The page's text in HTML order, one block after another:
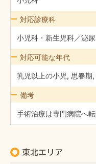
対応診療科
小児科・新生児科／泌
対応可能な年代
乳児以上の小児, 思春期,
備考
手術治療は専門病院へ
東北エリア